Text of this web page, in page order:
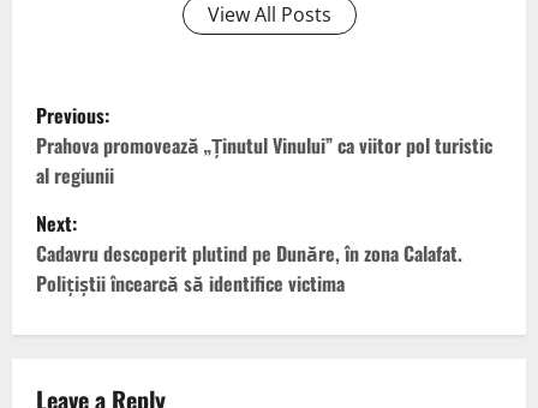
View All Posts
Previous:
Prahova promovează „Ținutul Vinului” ca viitor pol turistic
al regiunii
Next:
Cadavru descoperit plutind pe Dunăre, în zona Calafat.
Polițiștii încearcă să identifice victima
Leave a Reply